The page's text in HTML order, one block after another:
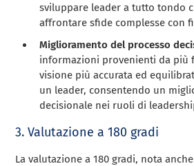
sviluppare leader a tutto tondo
affrontare sfide complesse con
Miglioramento del processo
informazioni provenienti da più
visione più accurata ed
un leader, consentendo un
decisionale nei ruoli di
3. Valutazione a 180 gradi
La valutazione a 180 gradi, nota